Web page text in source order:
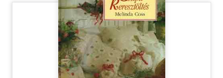
Szótár, nyelvkönyv